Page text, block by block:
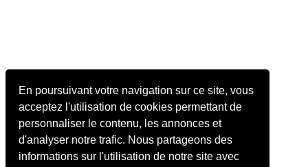
En poursuivant votre navigation sur ce site, vous
acceptez l'utilisation de cookies permettant de
personnaliser le contenu, les annonces et
d'analyser notre trafic. Nous partageons des
informations sur l'utilisation de notre site avec